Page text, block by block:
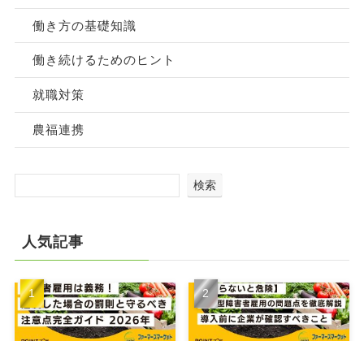
働き方の基礎知識
働き続けるためのヒント
就職対策
農福連携
検索
人気記事